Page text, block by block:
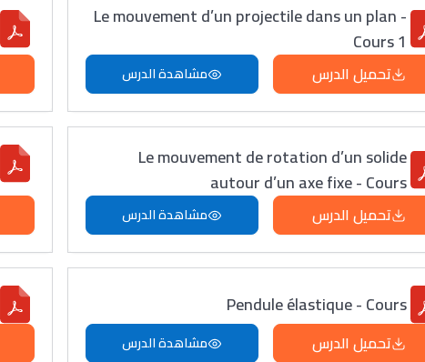
Le mouvement d’un projectile dans un plan -
Cours 1
تحميل الدرس مشاهدة الدرس
Le mouvement de rotation d’un solide
autour d’un axe fixe - Cours
تحميل الدرس مشاهدة الدرس
Pendule élastique - Cours
تحميل الدرس مشاهدة الدرس